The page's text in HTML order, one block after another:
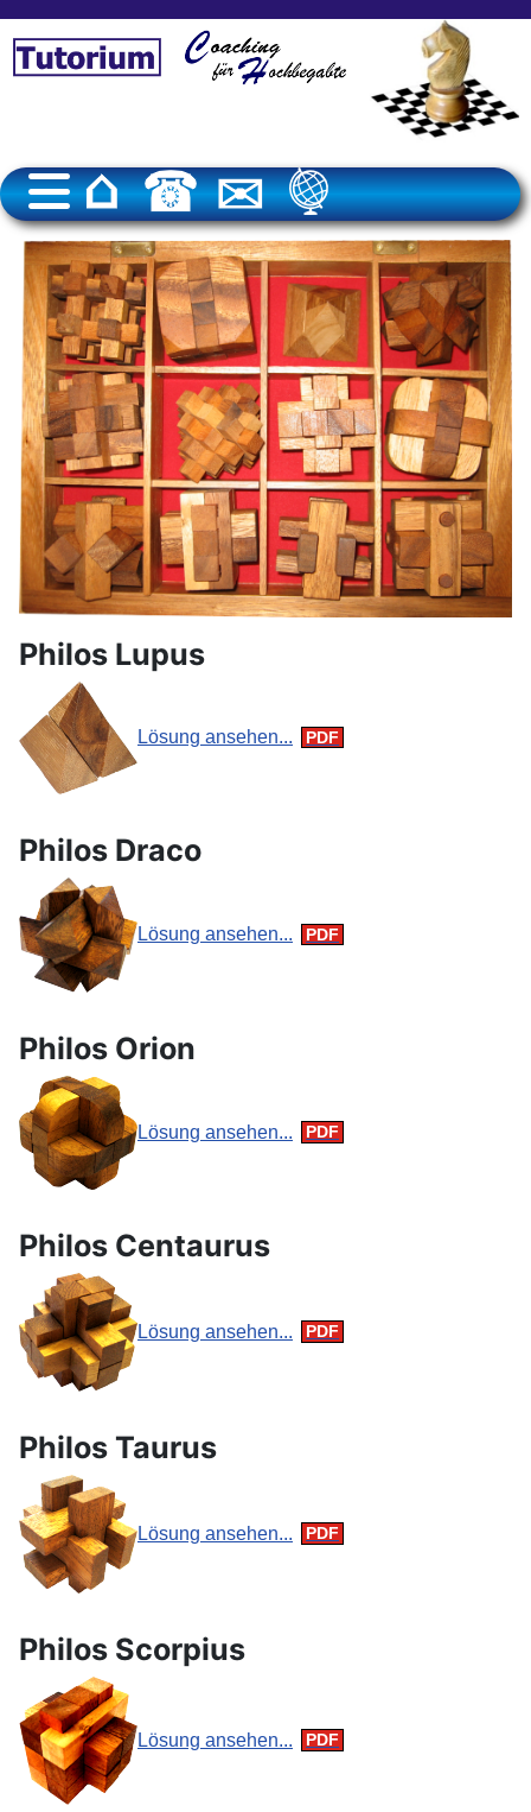
Philos Lupus
Lösung ansehen...
Philos Draco
Lösung ansehen...
Philos Orion
Lösung ansehen...
Philos Centaurus
Lösung ansehen...
Philos Taurus
Lösung ansehen...
Philos Scorpius
Lösung ansehen...